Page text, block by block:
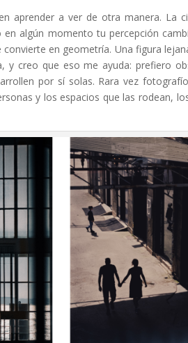
aprender a ver de otra manera. La
algún momento tu percepción
en geometría. Una figura
y creo que eso me ayuda: prefiero
por sí solas. Rara vez
y los espacios que las rodean,